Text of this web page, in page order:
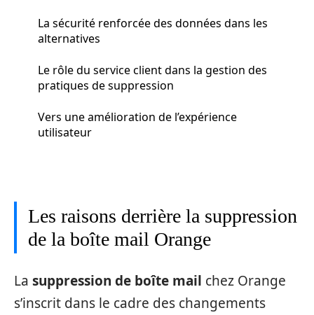
La sécurité renforcée des données dans les
alternatives
Le rôle du service client dans la gestion des
pratiques de suppression
Vers une amélioration de l’expérience
utilisateur
Les raisons derrière la suppression
de la boîte mail Orange
La suppression de boîte mail chez Orange
s’inscrit dans le cadre des changements